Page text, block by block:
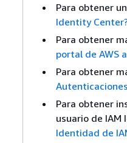
Para obtener
Identity
Para obtener
portal de AWS
Para obtener
Para obtener
usuario de
Identidad de